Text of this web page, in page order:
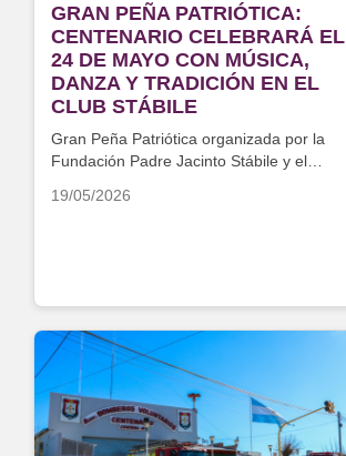
GRAN PEÑA PATRIÓTICA:
CENTENARIO CELEBRARÁ EL
24 DE MAYO CON MÚSICA,
DANZA Y TRADICIÓN EN EL
CLUB STÁBILE
Gran Peña Patriótica organizada por la
Fundación Padre Jacinto Stábile y el
19/05/2026